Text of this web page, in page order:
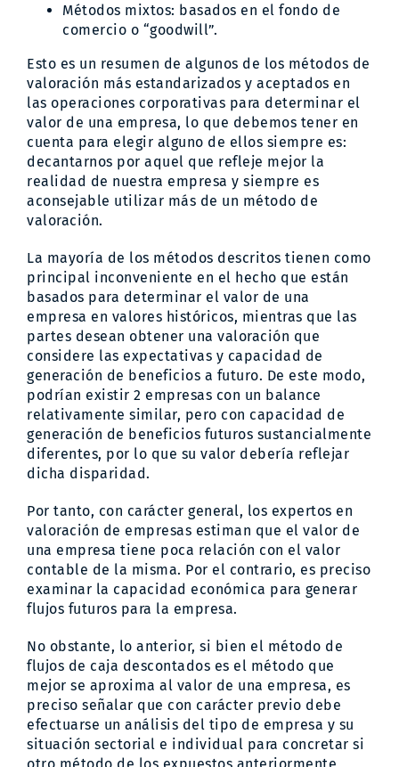
Métodos mixtos: basados en el fondo de
comercio o “goodwill”.
Esto es un resumen de algunos de los métodos de
valoración más estandarizados y aceptados en
las operaciones corporativas para determinar el
valor de una empresa, lo que debemos tener en
cuenta para elegir alguno de ellos siempre es:
decantarnos por aquel que refleje mejor la
realidad de nuestra empresa y siempre es
aconsejable utilizar más de un método de
valoración.
La mayoría de los métodos descritos tienen como
principal inconveniente en el hecho que están
basados para determinar el valor de una
empresa en valores históricos, mientras que las
partes desean obtener una valoración que
considere las expectativas y capacidad de
generación de beneficios a futuro. De este modo,
podrían existir 2 empresas con un balance
relativamente similar, pero con capacidad de
generación de beneficios futuros sustancialmente
diferentes, por lo que su valor debería reflejar
dicha disparidad.
Por tanto, con carácter general, los expertos en
valoración de empresas estiman que el valor de
una empresa tiene poca relación con el valor
contable de la misma. Por el contrario, es preciso
examinar la capacidad económica para generar
flujos futuros para la empresa.
No obstante, lo anterior, si bien el método de
flujos de caja descontados es el método que
mejor se aproxima al valor de una empresa, es
preciso señalar que con carácter previo debe
efectuarse un análisis del tipo de empresa y su
situación sectorial e individual para concretar si